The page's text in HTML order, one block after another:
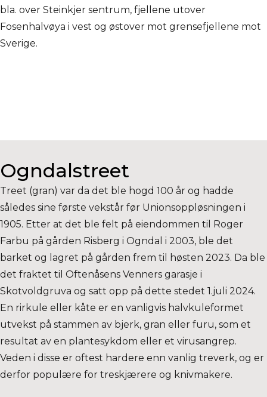
bla. over Steinkjer sentrum, fjellene utover
Fosenhalvøya i vest og østover mot grensefjellene mot
Sverige.
Ogndalstreet
Treet (gran) var da det ble hogd 100 år og hadde
således sine første vekstår før Unionsoppløsningen i
1905. Etter at det ble felt på eiendommen til Roger
Farbu på gården Risberg i Ogndal i 2003, ble det
barket og lagret på gården frem til høsten 2023. Da ble
det fraktet til Oftenåsens Venners garasje i
Skotvoldgruva og satt opp på dette stedet 1.juli 2024.
En rirkule eller kåte er en vanligvis halvkuleformet
utvekst på stammen av bjerk, gran eller furu, som et
resultat av en plantesykdom eller et virusangrep.
Veden i disse er oftest hardere enn vanlig treverk, og er
derfor populære for treskjærere og knivmakere.